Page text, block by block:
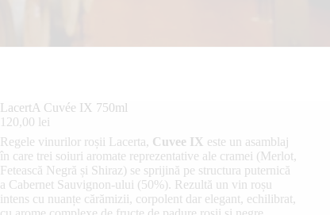
LacertA Cuvée IX 750ml
120,00 lei
Regele vinurilor roșii Lacerta, Cuvee IX este un asamblaj
în care trei soiuri aromate reprezentative ale cramei (Merlot,
Fetească Negră și Shiraz) se sprijină pe structura puternică
a Cabernet Sauvignon-ului (50%). Rezultă un vin roșu
intens cu nuanțe cărămizii, corpolent dar elegant, echilibrat,